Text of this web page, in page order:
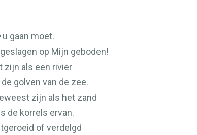
u gaan moet.
op Mijn geboden!
zijn als een rivier
golven van de zee.
zijn als het zand
de korrels ervan.
of verdelgd